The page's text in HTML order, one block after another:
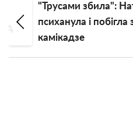
"Трусами збила":
психанула і
камікадзе